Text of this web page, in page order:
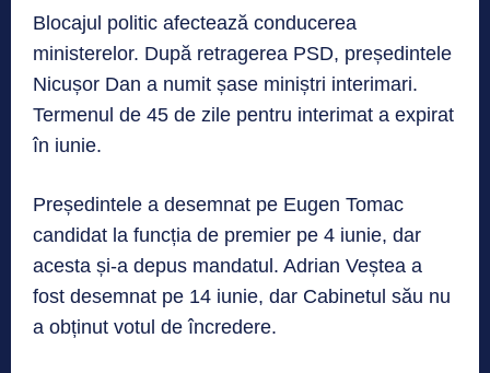
Blocajul politic afectează conducerea
ministerelor. După retragerea PSD, președintele
Nicușor Dan a numit șase miniștri interimari.
Termenul de 45 de zile pentru interimat a expirat
în iunie.
Președintele a desemnat pe Eugen Tomac
candidat la funcția de premier pe 4 iunie, dar
acesta și-a depus mandatul. Adrian Veștea a
fost desemnat pe 14 iunie, dar Cabinetul său nu
a obținut votul de încredere.